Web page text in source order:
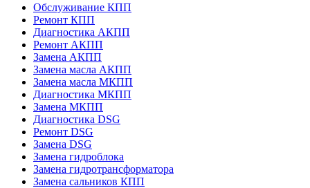
Обслуживание КПП
Ремонт КПП
Диагностика АКПП
Ремонт АКПП
Замена АКПП
Замена масла АКПП
Замена масла МКПП
Диагностика МКПП
Замена МКПП
Диагностика DSG
Ремонт DSG
Замена DSG
Замена гидроблока
Замена гидротрансформатора
Замена сальников КПП